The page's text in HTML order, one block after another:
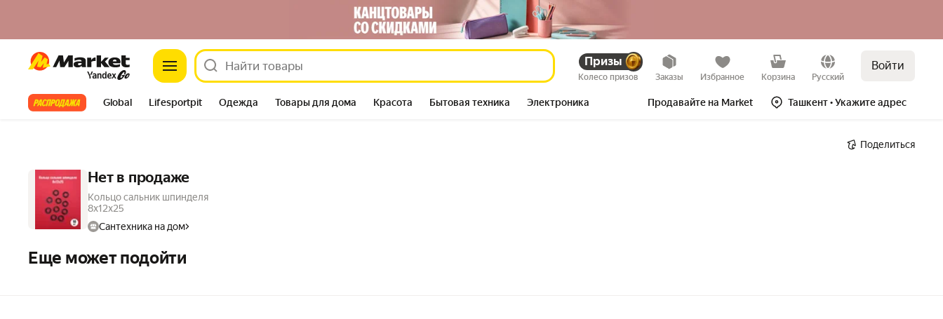
Market Призы
Колесо призов Заказы Избранное Корзина Русский
Войти
Все хиты Global Lifesportpit Одежда Товары для дома Красота Бытовая техника Электроника Продавайте на Market Ташкент• Укажите адрес
Поделиться
Нет в продаже
Кольцо сальник шпинделя
8х12х25
Сантехника на дом
Еще может подойти